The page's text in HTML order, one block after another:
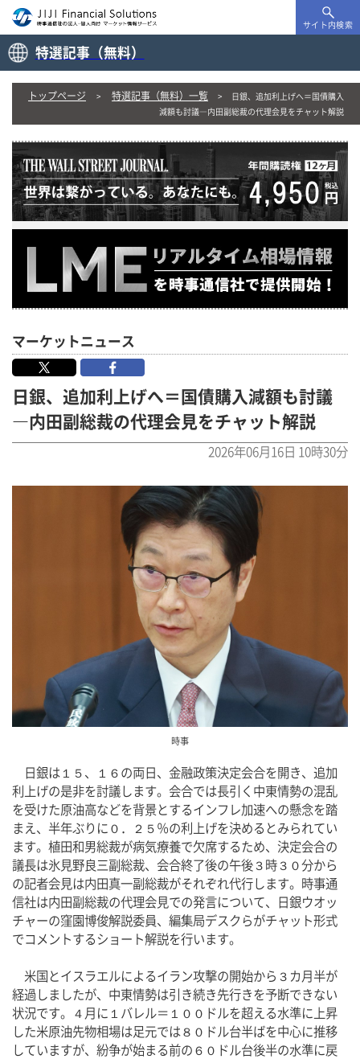
サイト内検索
特選記事（無料）
トップページ 特選記事（無料）一覧
日銀、追加利上げへ＝国債購入
減額も討議―内田副総裁の代理会見をチャット解説
マーケットニュース
日銀、追加利上げへ＝国債購入減額も討議
―内田副総裁の代理会見をチャット解説
2026年06月16日 10時30分
時事
日銀は１５、１６の両日、金融政策決定会合を開き、追加
利上げの是非を討議します。会合では長引く中東情勢の混乱
を受けた原油高などを背景とするインフレ加速への懸念を踏
まえ、半年ぶりに０．２５％の利上げを決めるとみられてい
ます。植田和男総裁が病気療養で欠席するため、決定会合の
議長は氷見野良三副総裁、会合終了後の午後３時３０分から
の記者会見は内田真一副総裁がそれぞれ代行します。時事通
信社は内田副総裁の代理会見での発言について、日銀ウオッ
チャーの窪園博俊解説委員、編集局デスクらがチャット形式
でコメントするショート解説を行います。
米国とイスラエルによるイラン攻撃の開始から３カ月半が
経過しましたが、中東情勢は引き続き先行きを予断できない
状況です。４月に１バレル＝１００ドルを超える水準に上昇
した米原油先物相場は足元では８０ドル台半ばを中心に推移
していますが、紛争が始まる前の６０ドル台後半の水準に戻